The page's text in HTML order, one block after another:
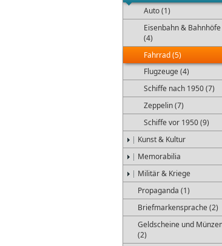
Auto (1)
Eisenbahn & Bahnhöfe
(4)
Fahrrad (5)
Flugzeuge (4)
Schiffe nach 1950 (7)
Zeppelin (7)
Schiffe vor 1950 (9)
Kunst & Kultur
Memorabilia
Militär & Kriege
Propaganda (1)
Briefmarkensprache (2)
Geldscheine und
(2)